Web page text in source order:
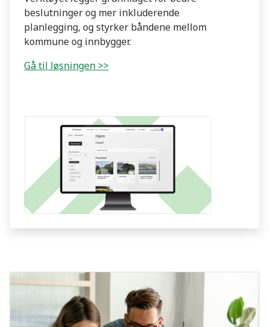
beslutninger og mer inkluderende
planlegging, og styrker båndene mellom
kommune og innbygger.
Gå til løsningen >>